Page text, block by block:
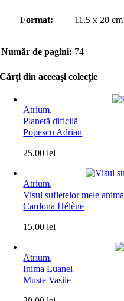
Format: 11.5 x 20 cm
Număr de pagini: 74
Cărţi din aceeaşi colecţie
Atrium,
Planetă dificilă
Popescu Adrian
25,00lei
Atrium,
Visul sufletelor mele
Cardona Hélène
15,00lei
Atrium,
Inima Luanei
Muste Vasile